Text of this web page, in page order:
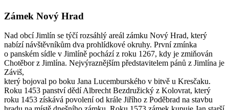
Zámek Nový Hrad
Nad obcí Jimlín se týčí rozsáhlý areál zámku Nový Hrad, který
nabízí návštěvníkům dva prohlídkové okruhy. První zmínka
o panském sídle v Jimlíně pochází z roku 1267, kdy je zmiňován
Chotěbor z Jimlína. Nejvýraznějším představitelem pánů z Jimlína je
Záviš,
který bojoval po boku Jana Lucemburského v bitvě u Kresčaku.
Roku 1453 panství dědí Albrecht Bezdružický z Kolovrat, který
roku 1453 získává povolení od krále Jiřího z Poděbrad na stavbu